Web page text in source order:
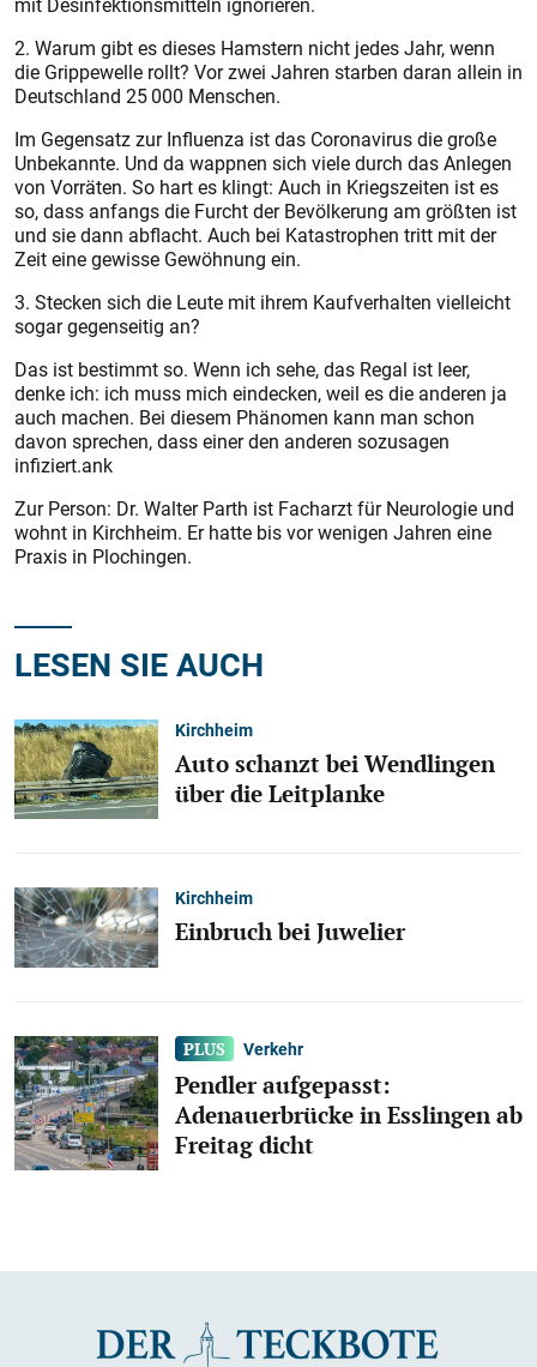
2. Warum gibt es dieses Hamstern nicht jedes Jahr, wenn
die Grippewelle rollt? Vor zwei Jahren starben daran allein in
Deutschland 25 000 Menschen.
Im Gegensatz zur Influenza ist das Coronavirus die große
Unbekannte. Und da wappnen sich viele durch das Anlegen
von Vorräten. So hart es klingt: Auch in Kriegszeiten ist es
so, dass anfangs die Furcht der Bevölkerung am größten ist
und sie dann abflacht. Auch bei Katastrophen tritt mit der
Zeit eine gewisse Gewöhnung ein.
3. Stecken sich die Leute mit ihrem Kaufverhalten vielleicht
sogar gegenseitig an?
Das ist bestimmt so. Wenn ich sehe, das Regal ist leer,
denke ich: ich muss mich eindecken, weil es die anderen ja
auch machen. Bei diesem Phänomen kann man schon
davon sprechen, dass einer den anderen sozusagen
infiziert.ank
Zur Person: Dr. Walter Parth ist Facharzt für Neurologie und
wohnt in Kirchheim. Er hatte bis vor wenigen Jahren eine
Praxis in Plochingen.
LESEN SIE AUCH
Kirchheim
Auto schanzt bei Wendlingen
über die Leitplanke
Kirchheim
Einbruch bei Juwelier
Verkehr
Pendler aufgepasst:
Adenauerbrücke in Esslingen ab
Freitag dicht